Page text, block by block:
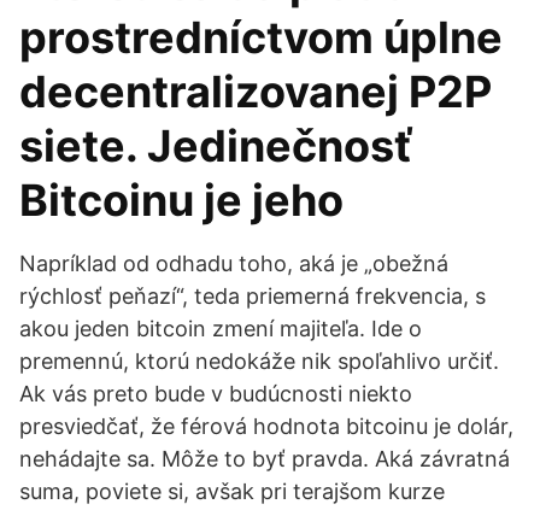
prostredníctvom úplne
decentralizovanej P2P
siete. Jedinečnosť
Bitcoinu je jeho
Napríklad od odhadu toho, aká je „obežná
rýchlosť peňazí“, teda priemerná frekvencia, s
akou jeden bitcoin zmení majiteľa. Ide o
premennú, ktorú nedokáže nik spoľahlivo určiť.
Ak vás preto bude v budúcnosti niekto
presviedčať, že férová hodnota bitcoinu je dolár,
nehádajte sa. Môže to byť pravda. Aká závratná
suma, poviete si, avšak pri terajšom kurze